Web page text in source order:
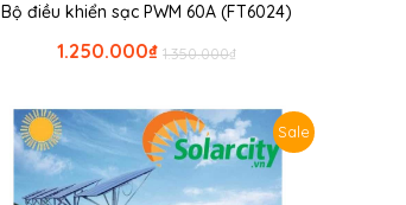
Bộ điều khiển sạc PWM 60A (FT6024)
₫
1.350.000
₫
1.250.000
Sale